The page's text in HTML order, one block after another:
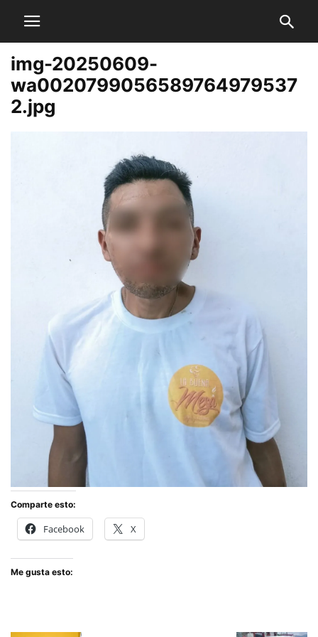
img-20250609-
wa0020799056589764979537
2.jpg
Comparte esto:
Facebook X
Me gusta esto: